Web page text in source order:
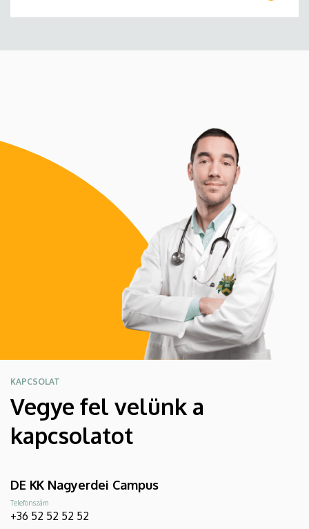
KAPCSOLAT
Vegye fel velünk a
kapcsolatot
DE KK Nagyerdei Campus
Telefonszám
+36 52 52 52 52